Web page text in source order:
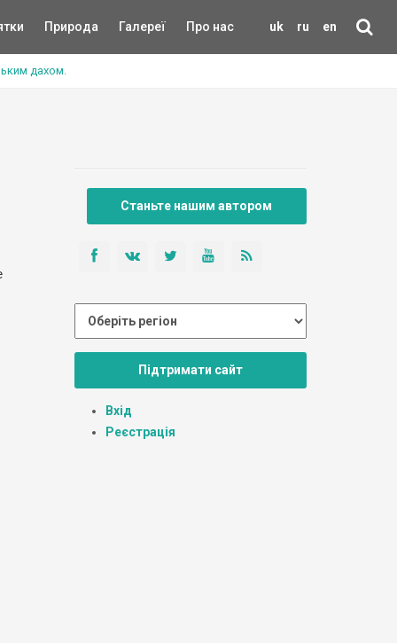
uk ru en
Природа Галереї Про нас
дахом.
Станьте нашим автором
Підтримати сайт
Вхід
Реєстрація